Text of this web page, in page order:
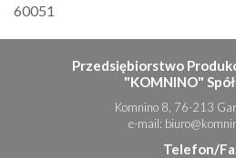
60051
Przedsiębiorstwo
"KOMNINO"
Komnino 8, 76-213
e-mail:
Telefon/